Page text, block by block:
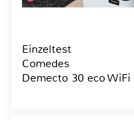
Einzeltest
Comedes
Demecto 30 eco WiFi